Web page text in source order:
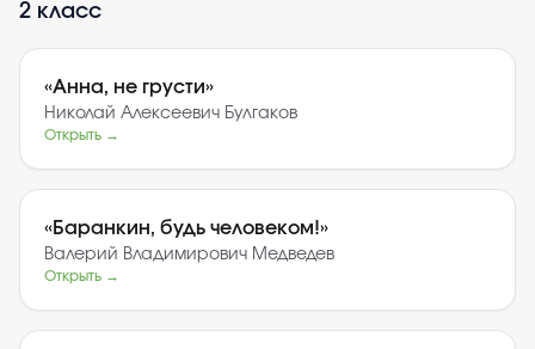
2 класс
«Анна, не грусти»
Николай Алексеевич Булгаков
Открыть →
«Баранкин, будь человеком!»
Валерий Владимирович Медведев
Открыть →